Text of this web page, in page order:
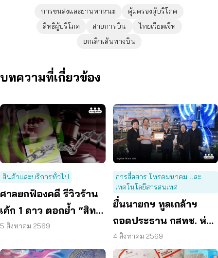
การขนส่งและยานพาหนะ
คุ้มครองผู้บริโภค
สิทธิผู้บริโภค
สายการบิน
ไทยเวียตเจ็ท
ยกเลิกเส้นทางบิน
บทความที่เกี่ยวข้อง
สินค้าและบริการทั่วไป
ศาลยกฟ้องคดี รีวิวร้าน
เค้ก 1 ดาว ตอกย้ำ “สิทธิ
ผู้บริโภค” แสดงความคิด
5 สิงหาคม 2569
การสื่อสาร โทรคมนาคม และ
เทคโนโลยีสารสนเทศ
ยื่นนายกฯ ทูลเกล้าฯ
ถอดประธาน กสทช. ห่วง
คุ้มครองผู้บริโภคสะดุด
4 สิงหาคม 2569